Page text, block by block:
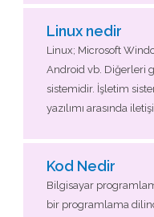
Linux nedir
Linux; Microsoft
Android vb. Diğerleri
sistemidir. İşletim
yazılımı arasında
Kod Nedir
Bilgisayar
bir programlama